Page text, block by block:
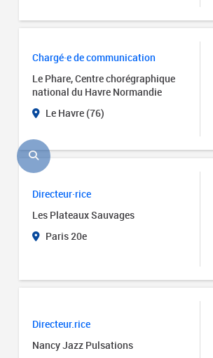
Chargé·e de communication
Le Phare, Centre chorégraphique
national du Havre Normandie
Le Havre (76)
Directeur·rice
Les Plateaux Sauvages
Paris 20e
Directeur.rice
Nancy Jazz Pulsations